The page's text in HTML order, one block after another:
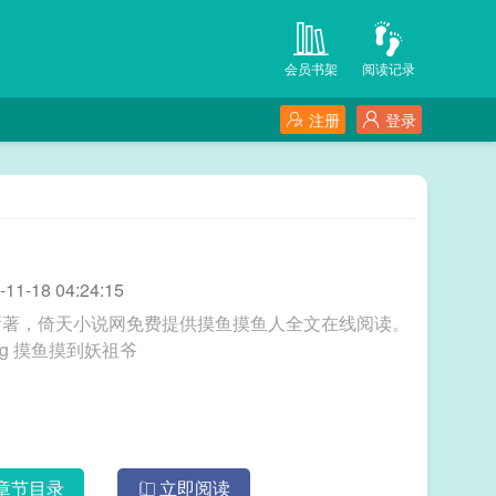
阅读记录
会员书架
登录
注册
18 04:24:15
，倚天小说网免费提供摸鱼摸鱼人全文在线阅读。
三秒记住本站：倚天小说网 网址：www.ytxs.org 摸鱼摸到妖祖爷
节目录 立即阅读